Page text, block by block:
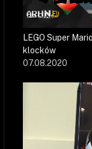
LEGO Super
klocków
07.08.2020